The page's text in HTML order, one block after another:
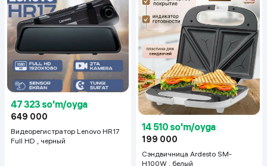
47 323 so'm/oyga
649 000
Видеорегистратор Lenovo HR17
Full HD , черный
14 510 so'm/oyga
199 000
Сэндвичница Ardesto SM-
H100W , белый